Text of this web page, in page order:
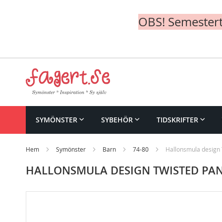
OBS!
Content
SYMÖNSTER SYBEHÖR TIDSKRIFTER
Hem Symönster Barn 74-80 Hallonsmula design
HALLONSMULA DESIGN TWISTED